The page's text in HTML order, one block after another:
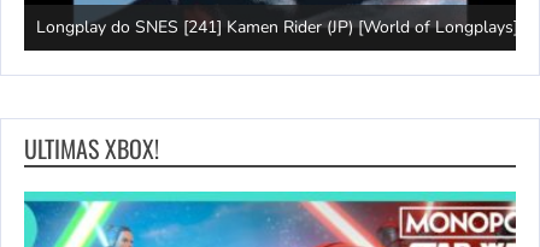
Longplay do SNES [241] Kamen Rider (JP) [World of Longplays]
ULTIMAS XBOX!